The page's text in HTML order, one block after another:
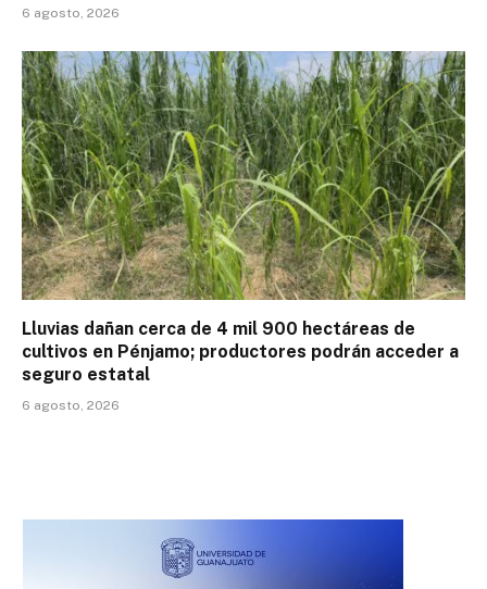
6 agosto, 2026
Lluvias dañan cerca de 4 mil 900 hectáreas de
cultivos en Pénjamo; productores podrán acceder a
seguro estatal
6 agosto, 2026